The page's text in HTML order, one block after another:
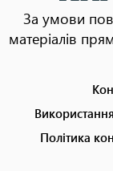
За умови
матеріалів
menu
Політика